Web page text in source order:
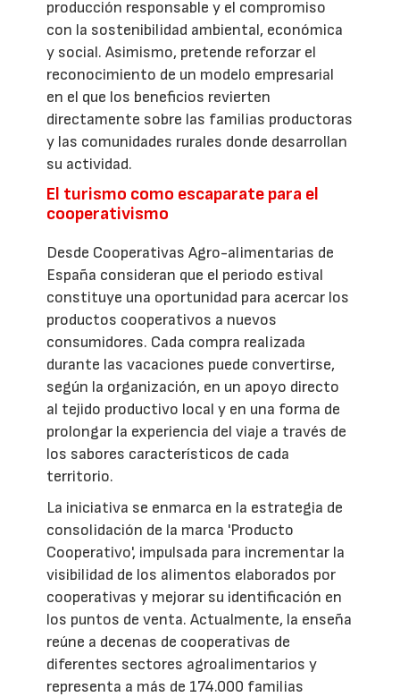
producción responsable y el compromiso
con la sostenibilidad ambiental, económica
y social. Asimismo, pretende reforzar el
reconocimiento de un modelo empresarial
en el que los beneficios revierten
directamente sobre las familias productoras
y las comunidades rurales donde desarrollan
su actividad.
El turismo como escaparate para el
cooperativismo
Desde Cooperativas Agro-alimentarias de
España consideran que el periodo estival
constituye una oportunidad para acercar los
productos cooperativos a nuevos
consumidores. Cada compra realizada
durante las vacaciones puede convertirse,
según la organización, en un apoyo directo
al tejido productivo local y en una forma de
prolongar la experiencia del viaje a través de
los sabores característicos de cada
territorio.
La iniciativa se enmarca en la estrategia de
consolidación de la marca 'Producto
Cooperativo', impulsada para incrementar la
visibilidad de los alimentos elaborados por
cooperativas y mejorar su identificación en
los puntos de venta. Actualmente, la enseña
reúne a decenas de cooperativas de
diferentes sectores agroalimentarios y
representa a más de 174.000 familias